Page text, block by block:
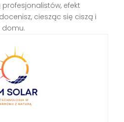
profesjonalistów, efekt
ciesząc się ciszą i
domu.